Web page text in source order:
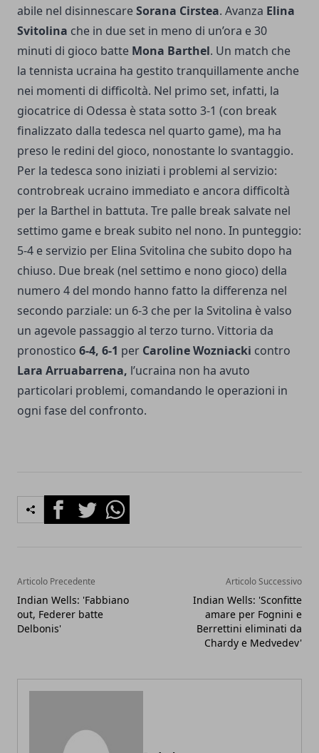
abile nel disinnescareSorana Cirstea. Avanza Elina
Svitolina che in due set in meno di un’ora e 30
minuti di gioco batte Mona Barthel. Un match che
la tennista ucraina ha gestito tranquillamente anche
nei momenti di difficoltà. Nel primo set, infatti, la
giocatrice di Odessa è stata sotto 3-1 (con break
finalizzato dalla tedesca nel quarto game), ma ha
preso le redini del gioco, nonostante lo svantaggio.
Per la tedesca sono iniziati i problemi al servizio:
controbreak ucraino immediato e ancora difficoltà
per la Barthel in battuta. Tre palle break salvate nel
settimo game e break subito nel nono. In punteggio:
5-4 e servizio per Elina Svitolina che subito dopo ha
chiuso. Due break (nel settimo e nono gioco) della
numero 4 del mondo hanno fatto la differenza nel
secondo parziale: un 6-3 che per la Svitolina è valso
un agevole passaggio al terzo turno. Vittoria da
pronostico 6-4, 6-1 per Caroline Wozniacki contro
Lara Arruabarrena, l’ucraina non ha avuto
particolari problemi, comandando le operazioni in
ogni fase del confronto.
FacebookTwitterWhatsapp
Articolo Precedente
Indian Wells: 'Fabbiano
out, Federer batte
Delbonis'
Articolo Successivo
Indian Wells: 'Sconfitte
amare per Fognini e
Berrettini eliminati da
Chardy e Medvedev'